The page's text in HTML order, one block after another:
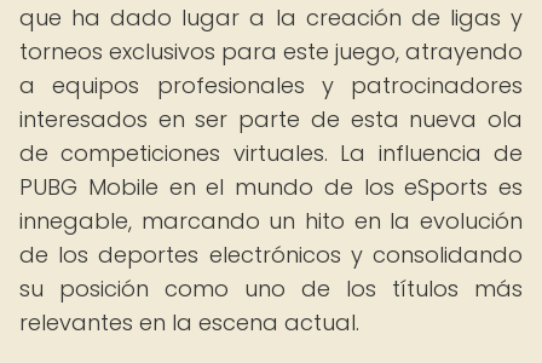
que ha dado lugar a la creación de ligas y
torneos exclusivos para este juego, atrayendo
a equipos profesionales y patrocinadores
interesados en ser parte de esta nueva ola
de competiciones virtuales. La influencia de
PUBG Mobile en el mundo de los eSports es
innegable, marcando un hito en la evolución
de los deportes electrónicos y consolidando
su posición como uno de los títulos más
relevantes en la escena actual.